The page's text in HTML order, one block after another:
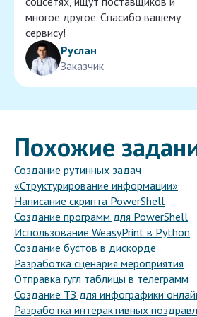
многое другое. Спасибо вашему
сервису!
Руслан
Заказчик
Похожие
Создание рутинных задач
«Структурирование информации»
Написание скрипта PowerShell
Создание программ для PowerShell
Использование WeasyPrint в Python
Создание бустов в дискорде
Разработка сценария мероприятия
Отправка гугл таблицы в телеграмм
Создание ТЗ для инфографики
Разработка интерактивных